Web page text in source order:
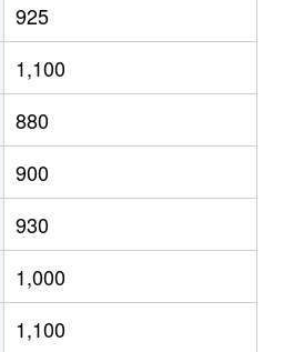
万円 西都城
徒歩12分
万円 西都城
徒歩45分
万円 西都城
徒歩1時
万円 西都城
徒歩45分
万円 都城
徒歩1時
万円 谷頭
徒歩9分
2,900万円
50万円
350万円
200万円
5,500万円
32,000万円
1,400万円
925
1,100
880
900
930
1,000
1,100